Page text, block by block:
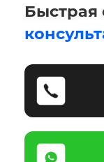
Быстрая